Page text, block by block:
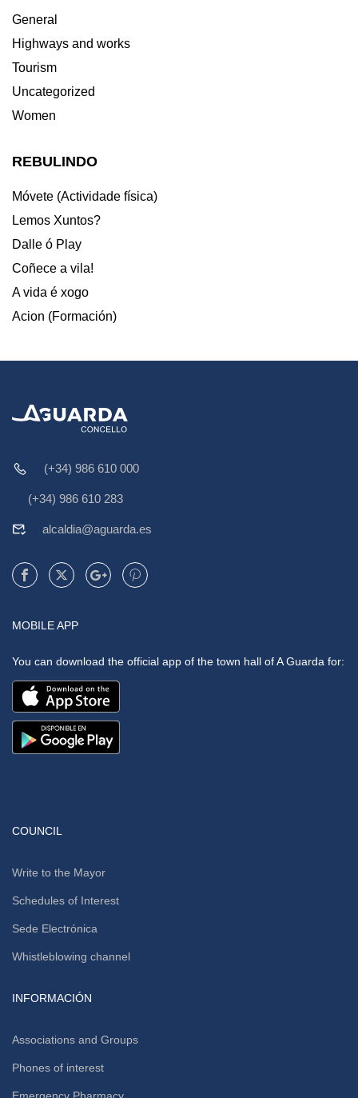
General
Highways and works
Tourism
Uncategorized
Women
REBULINDO
Móvete (Actividade física)
Lemos Xuntos?
Dalle ó Play
Coñece a vila!
A vida é xogo
Acion (Formación)
(+34) 986 610 000
(+34) 986 610 283
alcaldia@aguarda.es
MOBILE APP
You can download the official app of the town hall of A Guarda for:
COUNCIL
Write to the Mayor
Schedules of Interest
Sede Electrónica
Whistleblowing channel
INFORMACIÓN
Associations and Groups
Phones of interest
Emergency Pharmacy